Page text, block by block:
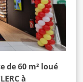
de 60 m² loué
à